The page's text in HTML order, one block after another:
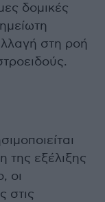
δομικές
στη ροή
της εξέλιξης
οι
στις